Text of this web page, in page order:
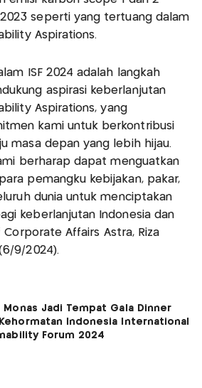
seperti yang tertuang dalam
Aspirations.
ISF 2024 adalah langkah
aspirasi keberlanjutan
Aspirations, yang
kami untuk berkontribusi
masa depan yang lebih hijau.
berharap dapat menguatkan
pemangku kebijakan, pakar,
dunia untuk menciptakan
keberlanjutan Indonesia dan
Corporate Affairs Astra, Riza
9/2024).
Monas Jadi Tempat Gala Dinner
Indonesia International
Forum 2024